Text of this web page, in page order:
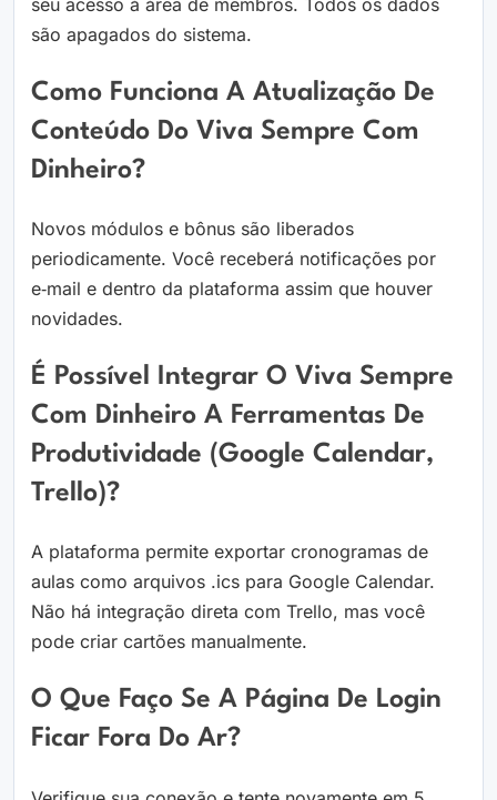
seu acesso à área de membros. Todos os dados
são apagados do sistema.
Como Funciona A Atualização De
Conteúdo Do Viva Sempre Com
Dinheiro?
Novos módulos e bônus são liberados
periodicamente. Você receberá notificações por
e‑mail e dentro da plataforma assim que houver
novidades.
É Possível Integrar O Viva Sempre
Com Dinheiro A Ferramentas De
Produtividade (Google Calendar,
Trello)?
A plataforma permite exportar cronogramas de
aulas como arquivos .ics para Google Calendar.
Não há integração direta com Trello, mas você
pode criar cartões manualmente.
O Que Faço Se A Página De Login
Ficar Fora Do Ar?